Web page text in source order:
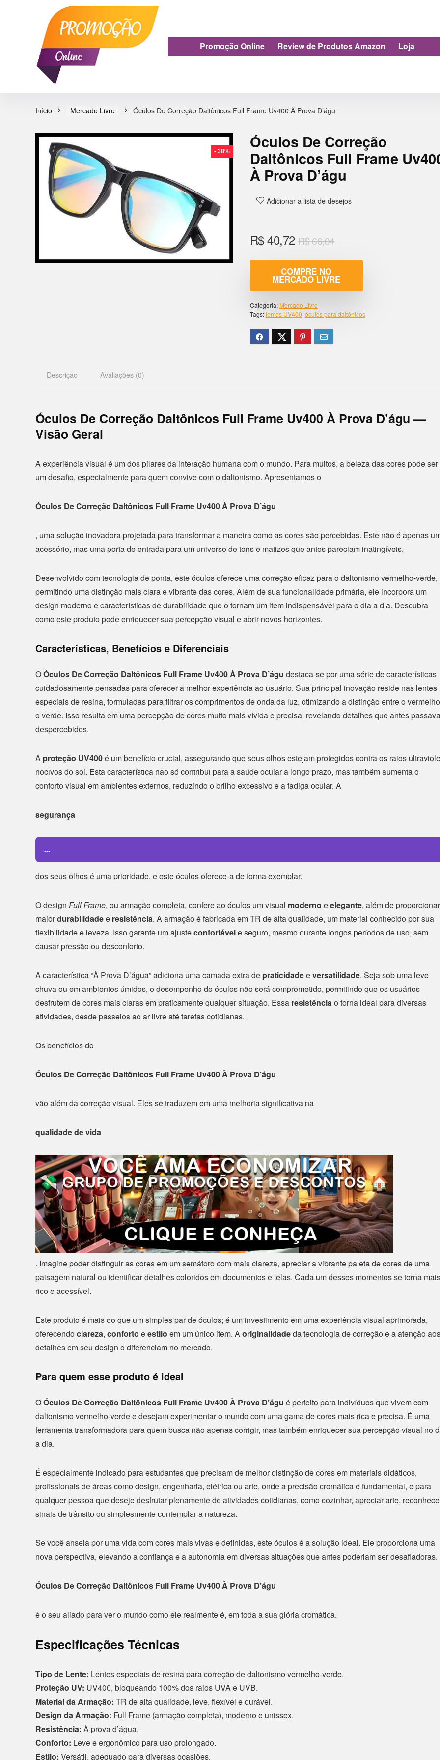
Promoção Online Review de Produtos Amazon Loja
Início Mercado Livre Óculos De Correção Daltônicos Full Frame Uv400 À Prova D’águ
- 38%
Óculos De Correção
Daltônicos Full Frame
À Prova D’águ
Adicionar a lista de desejos
R$66,04
R$40,72
COMPRE NO
MERCADO LIVRE
Categoria: Mercado Livre
Tags:lentes UV400, óculos para daltônicos
Descrição Avaliações (0)
Óculos De Correção Daltônicos Full Frame Uv400 À Prova D’águ —
Visão Geral
A experiência visual é um dos pilares da interação humana com o mundo. Para muitos, a beleza das cores pode ser
um desafio, especialmente para quem convive com o daltonismo. Apresentamos o
Óculos De Correção Daltônicos Full Frame Uv400 À Prova D’águ
, uma solução inovadora projetada para transformar a maneira como as cores são percebidas. Este não é apenas
acessório, mas uma porta de entrada para um universo de tons e matizes que antes pareciam inatingíveis.
Desenvolvido com tecnologia de ponta, este óculos oferece uma correção eficaz para o daltonismo vermelho-verde,
permitindo uma distinção mais clara e vibrante das cores. Além de sua funcionalidade primária, ele incorpora um
design moderno e características de durabilidade que o tornam um item indispensável para o dia a dia. Descubra
como este produto pode enriquecer sua percepção visual e abrir novos horizontes.
Características, Benefícios e Diferenciais
OÓculos De Correção Daltônicos Full Frame Uv400 À Prova D’águ destaca-se por uma série de características
cuidadosamente pensadas para oferecer a melhor experiência ao usuário. Sua principal inovação reside nas lentes
especiais de resina, formuladas para filtrar os comprimentos de onda da luz, otimizando a distinção entre o
o verde. Isso resulta em uma percepção de cores muito mais vívida e precisa, revelando detalhes que antes
despercebidos.
A proteção UV400é um benefício crucial, assegurando que seus olhos estejam protegidos contra os raios
nocivos do sol. Esta característica não só contribui para a saúde ocular a longo prazo, mas também aumenta o
conforto visual em ambientes externos, reduzindo o brilho excessivo e a fadiga ocular. A
segurança
...
dos seus olhos é uma prioridade, e este óculos oferece-a de forma exemplar.
O design Full Frame, ou armação completa, confere ao óculos um visual moderno eelegante, além de proporcionar
maiordurabilidadee resistência. A armação é fabricada em TR de alta qualidade, um material conhecido por sua
flexibilidade e leveza. Isso garante um ajusteconfortávele seguro, mesmo durante longos períodos de uso, sem
causar pressão ou desconforto.
A característica “À Prova D’água” adiciona uma camada extra de praticidadeeversatilidade. Seja sob uma leve
chuva ou em ambientes úmidos, o desempenho do óculos não será comprometido, permitindo que os usuários
desfrutem de cores mais claras em praticamente qualquer situação. Essa resistênciao torna ideal para diversas
atividades, desde passeios ao ar livre até tarefas cotidianas.
Os benefícios do
Óculos De Correção Daltônicos Full Frame Uv400 À Prova D’águ
vão além da correção visual. Eles se traduzem em uma melhoria significativa na
qualidade de vida
. Imagine poder distinguir as cores em um semáforo com mais clareza, apreciar a vibrante paleta de cores de uma
paisagem natural ou identificar detalhes coloridos em documentos e telas. Cada um desses momentos se torna mais
rico e acessível.
Este produto é mais do que um simples par de óculos; é um investimento em uma experiência visual aprimorada,
oferecendo clareza, conforto eestilo em um único item. Aoriginalidadeda tecnologia de correção e a atenção aos
detalhes em seu design o diferenciam no mercado.
Para quem esse produto é ideal
OÓculos De Correção Daltônicos Full Frame Uv400 À Prova D’águ é perfeito para indivíduos que vivem com
daltonismo vermelho-verde e desejam experimentar o mundo com uma gama de cores mais rica e precisa. É uma
ferramenta transformadora para quem busca não apenas corrigir, mas também enriquecer sua percepção visual no
a dia.
É especialmente indicado para estudantes que precisam de melhor distinção de cores em materiais didáticos,
profissionais de áreas como design, engenharia, elétrica ou arte, onde a precisão cromática é fundamental, e para
qualquer pessoa que deseje desfrutar plenamente de atividades cotidianas, como cozinhar, apreciar arte,
sinais de trânsito ou simplesmente contemplar a natureza.
Se você anseia por uma vida com cores mais vivas e definidas, este óculos é a solução ideal. Ele proporciona uma
nova perspectiva, elevando a confiança e a autonomia em diversas situações que antes poderiam ser desafiadoras.
Óculos De Correção Daltônicos Full Frame Uv400 À Prova D’águ
é o seu aliado para ver o mundo como ele realmente é, em toda a sua glória cromática.
Especificações Técnicas
Tipo de Lente: Lentes especiais de resina para correção de daltonismo vermelho-verde.
Proteção UV: UV400, bloqueando 100% dos raios UVA e UVB.
Material da Armação: TR de alta qualidade, leve, flexível e durável.
Design da Armação: Full Frame (armação completa), moderno e unissex.
Resistência: À prova d’água.
Conforto: Leve e ergonômico para uso prolongado.
Estilo: Versátil, adequado para diversas ocasiões.